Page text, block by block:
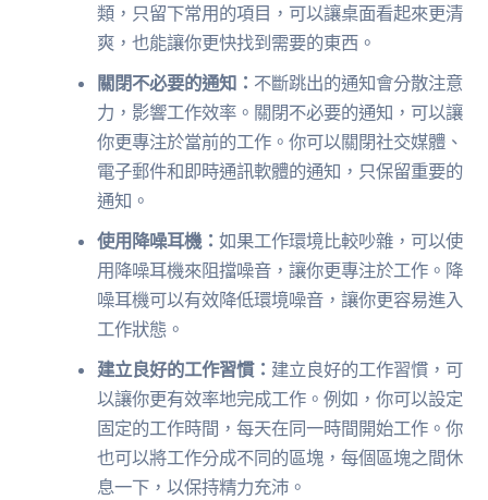
類，只留下常用的項目，可以讓桌面看起來更清
爽，也能讓你更快找到需要的東西。
關閉不必要的通知： 不斷跳出的通知會分散注意
力，影響工作效率。關閉不必要的通知，可以讓
你更專注於當前的工作。你可以關閉社交媒體、
電子郵件和即時通訊軟體的通知，只保留重要的
通知。
使用降噪耳機：如果工作環境比較吵雜，可以使
用降噪耳機來阻擋噪音，讓你更專注於工作。降
噪耳機可以有效降低環境噪音，讓你更容易進入
工作狀態。
建立良好的工作習慣： 建立良好的工作習慣，可
以讓你更有效率地完成工作。例如，你可以設定
固定的工作時間，每天在同一時間開始工作。你
也可以將工作分成不同的區塊，每個區塊之間休
息一下，以保持精力充沛。